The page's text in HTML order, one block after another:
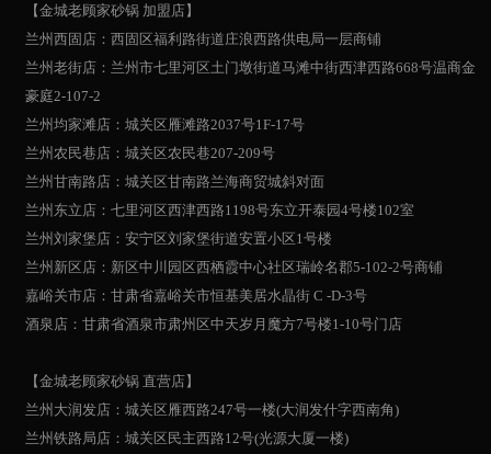
【金城老顾家砂锅 加盟店】
兰州西固店：西固区福利路街道庄浪西路供电局一层商铺
兰州老街店：兰州市七里河区土门墩街道马滩中街西津西路668号温商金
豪庭2-107-2
兰州均家滩店：城关区雁滩路2037号1F-17号
兰州农民巷店：城关区农民巷207-209号
兰州甘南路店：城关区甘南路兰海商贸城斜对面
兰州东立店：七里河区西津西路1198号东立开泰园4号楼102室
兰州刘家堡店：安宁区刘家堡街道安置小区1号楼
兰州新区店：新区中川园区西栖霞中心社区瑞岭名郡5-102-2号商铺
嘉峪关市店：甘肃省嘉峪关市恒基美居水晶街 C -D-3号
酒泉店：甘肃省酒泉市肃州区中天岁月魔方7号楼1-10号门店
【金城老顾家砂锅 直营店】
兰州大润发店：城关区雁西路247号一楼(大润发什字西南角)
兰州铁路局店：城关区民主西路12号(光源大厦一楼)